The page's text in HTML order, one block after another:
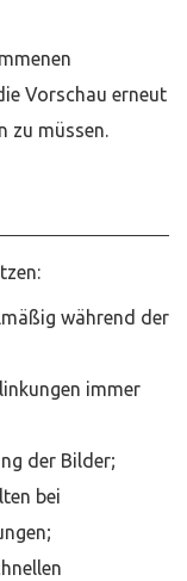
Vorschau erneut
zu müssen.
während der
immer
der Bilder;
bei